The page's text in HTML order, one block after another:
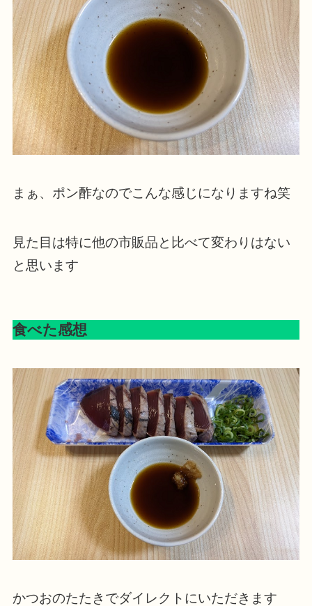
まぁ、ポン酢なのでこんな感じになりますね笑
見た目は特に他の市販品と比べて変わりはない
と思います
食べた感想
かつおのたたきでダイレクトにいただきます